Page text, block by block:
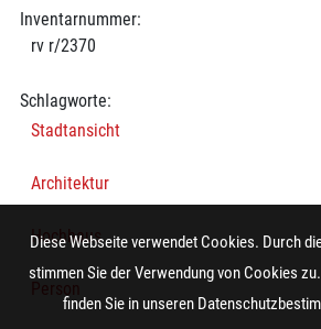
Inventarnummer:
rv r/2370
Schlagworte:
Stadtansicht
Architektur
Hochhaus
Diese Webseite verwendet Cookies. Durch
stimmen Sie der Verwendung von Cookies
finden Sie in unseren